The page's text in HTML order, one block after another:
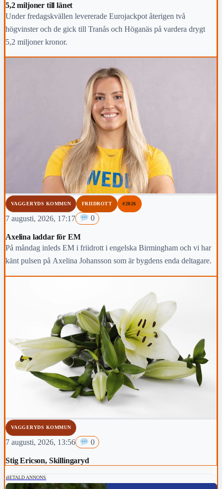
5,2 miljoner till länet
Under fredagskvällen levererade Eurojackpot återigen två
högvinster och de gick till Tranås och Höganäs på vardera drygt
5,2 miljoner kronor.
VAGGERYDS KOMMUN FRIIDROTT #2026
7 augusti, 2026, 17:17 0
Axelina laddar för EM
På måndag inleds EM i friidrott i engelska Birmingham och vi har
känt pulsen på Axelina Johansson som är bygdens enda deltagare.
VAGGERYDS KOMMUN
7 augusti, 2026, 13:56 0
Stig Ericson, Skillingaryd
BETALD ANNONS